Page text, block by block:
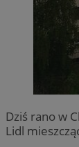
Dziś rano w
Lidl